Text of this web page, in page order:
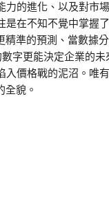
的進化、以及對市
在不知不覺中掌握
準的預測、當數據
字更能決定企業的
價格戰的泥沼。唯
貌。